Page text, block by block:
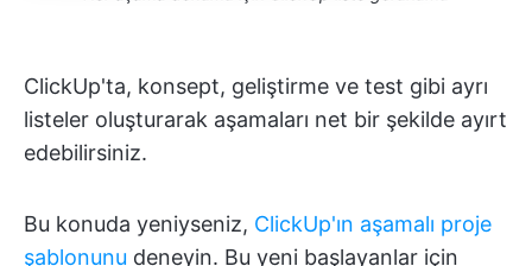
ClickUp'ta, konsept, geliştirme ve test gibi ayrı
listeler oluşturarak aşamaları net bir şekilde ayırt
edebilirsiniz.
Bu konuda yeniyseniz, ClickUp'ın aşamalı proje
şablonunu deneyin. Bu yeni başlayanlar için